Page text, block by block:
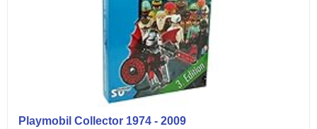
Playmobil Collector 1974 - 2009